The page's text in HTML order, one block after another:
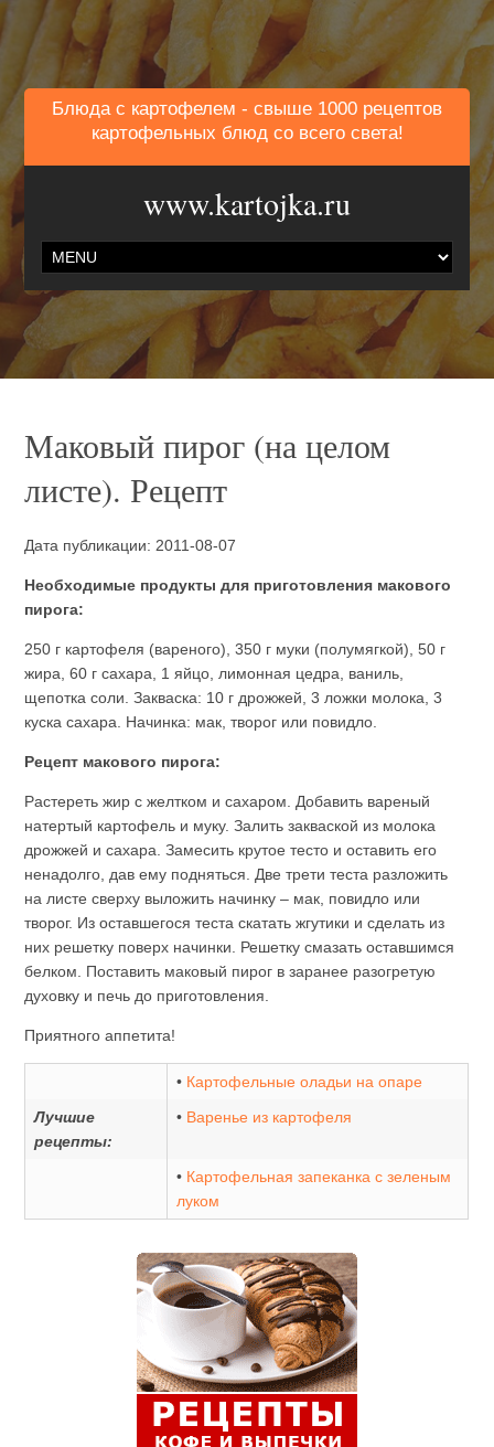
Блюда с картофелем - свыше 1000 рецептов
картофельных блюд со всего света!
www.kartojka.ru
Маковый пирог (на целом
листе). Рецепт
Дата публикации: 2011-08-07
Необходимые продукты для приготовления макового
пирога:
250 г картофеля (вареного), 350 г муки (полумягкой), 50 г
жира, 60 г сахара, 1 яйцо, лимонная цедра, ваниль,
щепотка соли. Закваска: 10 г дрожжей, 3 ложки молока, 3
куска сахара. Начинка: мак, творог или повидло.
Рецепт макового пирога:
Растереть жир с желтком и сахаром. Добавить вареный
натертый картофель и муку. Залить закваской из молока
дрожжей и сахара. Замесить крутое тесто и оставить его
ненадолго, дав ему подняться. Две трети теста разложить
на листе сверху выложить начинку – мак, повидло или
творог. Из оставшегося теста скатать жгутики и сделать из
них решетку поверх начинки. Решетку смазать оставшимся
белком. Поставить маковый пирог в заранее разогретую
духовку и печь до приготовления.
Приятного аппетита!
• Картофельные оладьи на опаре
Лучшие
рецепты:
• Варенье из картофеля
• Картофельная запеканка с зеленым
луком